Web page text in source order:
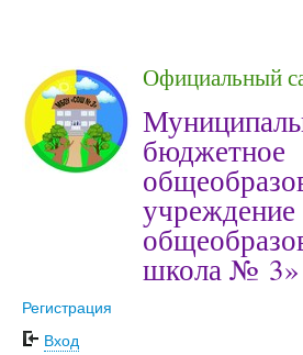
Официальный
бюджетное
школа № 3»
Регистрация
Вход